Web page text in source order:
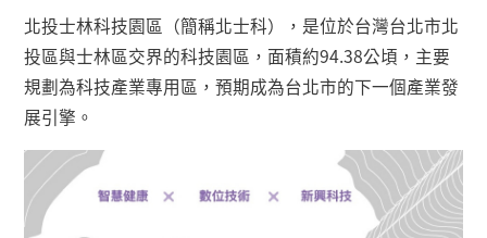
北投士林科技園區（簡稱北士科），是位於台灣台北市北
投區與士林區交界的科技園區，面積約94.38公頃，主要
規劃為科技產業專用區，預期成為台北市的下一個產業發
展引擎。